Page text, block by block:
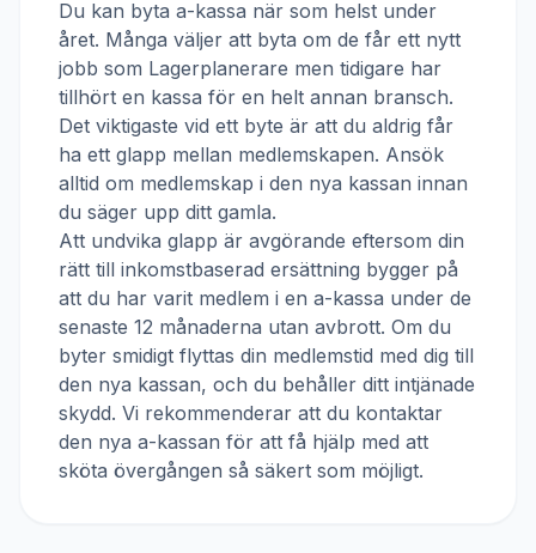
Du kan byta a-kassa när som helst under
året. Många väljer att byta om de får ett nytt
jobb som Lagerplanerare men tidigare har
tillhört en kassa för en helt annan bransch.
Det viktigaste vid ett byte är att du aldrig får
ha ett glapp mellan medlemskapen. Ansök
alltid om medlemskap i den nya kassan innan
du säger upp ditt gamla.
Att undvika glapp är avgörande eftersom din
rätt till inkomstbaserad ersättning bygger på
att du har varit medlem i en a-kassa under de
senaste 12 månaderna utan avbrott. Om du
byter smidigt flyttas din medlemstid med dig till
den nya kassan, och du behåller ditt intjänade
skydd. Vi rekommenderar att du kontaktar
den nya a-kassan för att få hjälp med att
sköta övergången så säkert som möjligt.